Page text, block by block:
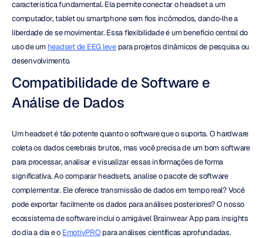
característica fundamental. Ela permite conectar o headset a um
computador, tablet ou smartphone sem fios incômodos, dando-lhe a
liberdade de se movimentar. Essa flexibilidade é um benefício central do
uso de um headset de EEG leve para projetos dinâmicos de pesquisa ou
desenvolvimento.
Compatibilidade de Software e
Análise de Dados
Um headset é tão potente quanto o software que o suporta. O hardware
coleta os dados cerebrais brutos, mas você precisa de um bom software
para processar, analisar e visualizar essas informações de forma
significativa. Ao comparar headsets, analise o pacote de software
complementar. Ele oferece transmissão de dados em tempo real? Você
pode exportar facilmente os dados para análises posteriores? O nosso
ecossistema de software inclui o amigável Brainwear App para insights
do dia a dia e o EmotivPRO para análises científicas aprofundadas.